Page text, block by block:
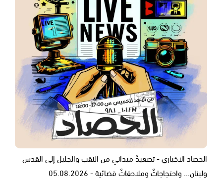
الحصاد الاخباري - تصعيدٌ ميداني من النقب والجليل إلى القدس
ولبنان... واحتجاجاتٌ وملاحقاتٌ قضائية - 05.08.2026